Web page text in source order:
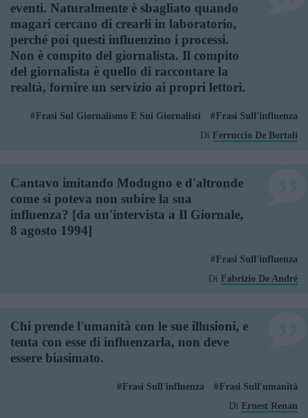
eventi. Naturalmente è sbagliato quando
magari cercano di crearli in laboratorio,
perché poi questi influenzino i processi.
Non è compito del giornalista. Il compito
del giornalista è quello di raccontare la
realtà, fornire un servizio ai propri lettori.
Frasi Sul Giornalismo E Sui Giornalisti
Frasi Sull'influenza
Di Ferruccio De Bortoli
Cantavo imitando Modugno e d'altronde
come si poteva non subire la sua
influenza? [da un'intervista a Il Giornale,
8 agosto 1994]
Frasi Sull'influenza
Di Fabrizio De André
Chi prende l'umanità con le sue illusioni, e
tenta con esse di influenzarla, non deve
essere biasimato.
Frasi Sull'influenza
Frasi Sull'umanità
Di Ernest Renan